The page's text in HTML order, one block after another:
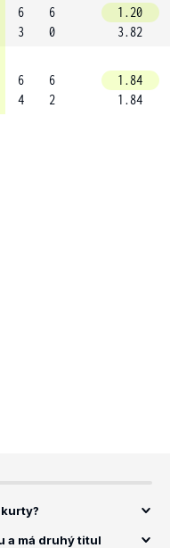
6
3
6
0
1.20
3.82
6
4
6
2
1.84
1.84
a má druhý titul